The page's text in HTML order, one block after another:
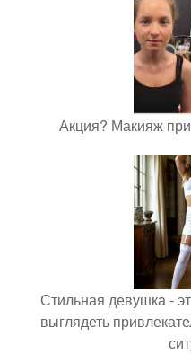
Акция? Макияж
Стильная девушка -
выглядеть